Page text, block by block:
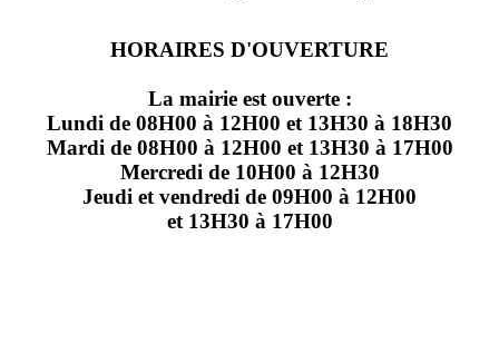
HORAIRES D'OUVERTURE
La mairie est ouverte :
Lundi de 08H00 à 12H00 et 13H30 à 18H30
Mardi de 08H00 à 12H00 et 13H30 à 17H00
Mercredi de 10H00 à 12H30
Jeudi et vendredi de 09H00 à 12H00
et 13H30 à 17H00